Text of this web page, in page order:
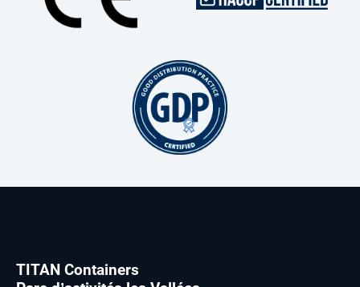
TITAN Containers